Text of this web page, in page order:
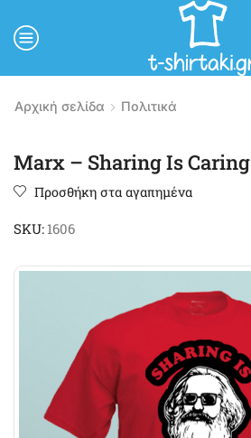
Αρχική σελίδα Πολιτικά
Marx – Sharing Is Caring
Προσθήκη στα αγαπημένα
SKU: 1606